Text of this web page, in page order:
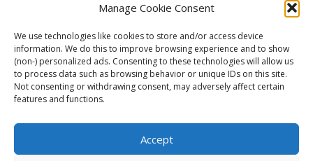
Manage Cookie Consent
We use technologies like cookies to store and/or access device
information. We do this to improve browsing experience and to show
(non-) personalized ads. Consenting to these technologies will allow us
to process data such as browsing behavior or unique IDs on this site.
Not consenting or withdrawing consent, may adversely affect certain
features and functions.
Accept
Cake